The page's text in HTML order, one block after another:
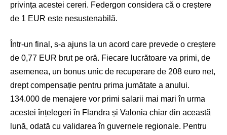
privința acestei cereri. Federgon considera că o creștere
de 1 EUR este nesustenabilă.
Într-un final, s-a ajuns la un acord care prevede o creștere
de 0,77 EUR brut pe oră. Fiecare lucrătoare va primi, de
asemenea, un bonus unic de recuperare de 208 euro net,
drept compensație pentru prima jumătate a anului.
134.000 de menajere vor primi salarii mai mari în urma
acestei înțelegeri în Flandra și Valonia chiar din această
lună, odată cu validarea în guvernele regionale. Pentru